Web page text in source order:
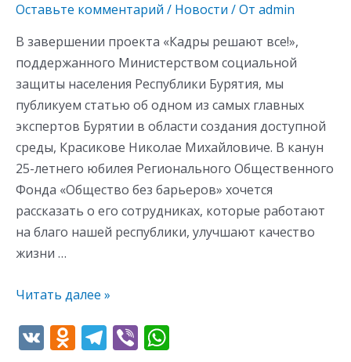
Оставьте комментарий / Новости / От admin
В завершении проекта «Кадры решают все!»,
поддержанного Министерством социальной
защиты населения Республики Бурятия, мы
публикуем статью об одном из самых главных
экспертов Бурятии в области создания доступной
среды, Красикове Николае Михайловиче. В канун
25-летнего юбилея Регионального Общественного
Фонда «Общество без барьеров» хочется
рассказать о его сотрудниках, которые работают
на благо нашей республики, улучшают качество
жизни …
Читать далее »
V O T Vi